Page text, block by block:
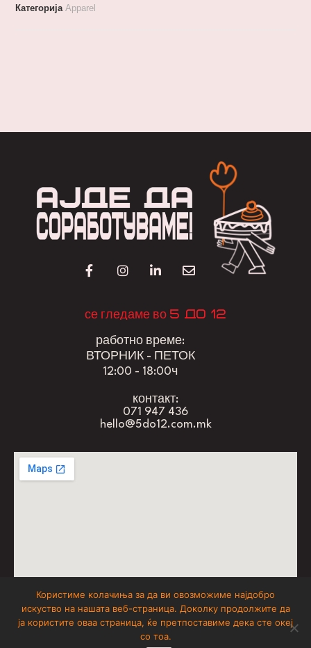
КатегоријаApparel
се гледаме во 5 до 12
работно време:
ВТОРНИК - ПЕТОК
12:00 - 18:00ч
контакт:
071 947 436
hello@5do12.com.mk
don’t forget to have fun
5 до 12, All Rights Reserved
Користиме колачиња за да ви овозможиме најдобро
искуство на нашата веб-страница. Доколку продолжите да
ја користите оваа страница, ќе претпоставиме дека сте океј
со тоа.